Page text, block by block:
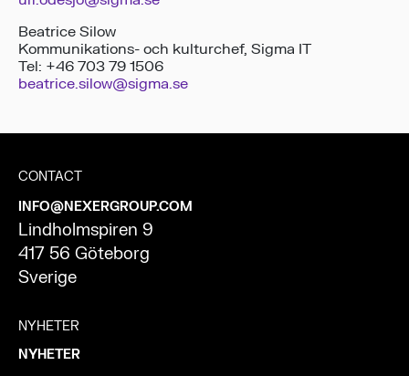
Beatrice Silow
Kommunikations- och kulturchef, Sigma IT
Tel: +46 703 79 1506
beatrice.silow@sigma.se
CONTACT
INFO@NEXERGROUP.COM
Lindholmspiren 9
417 56 Göteborg
Sverige
NYHETER
NYHETER